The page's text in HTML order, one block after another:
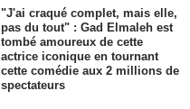
"J'ai craqué complet, mais elle,
pas du tout" : Gad Elmaleh est
tombé amoureux de cette
actrice iconique en tournant
cette comédie aux 2 millions de
spectateurs